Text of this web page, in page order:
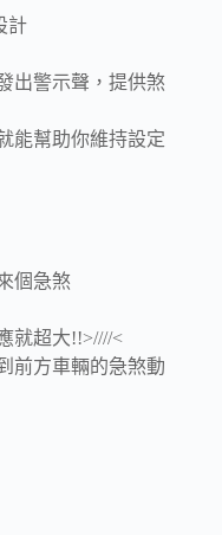
計
出警示聲，提供煞
能幫助你維持設定
個急煞
就超大!!>////<
前方車輛的急煞動